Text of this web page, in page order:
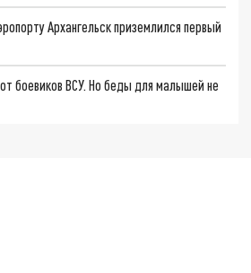
Архангельск приземлился первый
боевиков ВСУ. Но беды для малышей не